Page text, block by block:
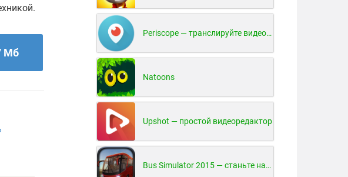
Мб
Periscope — транслируйте видео в реальном времени!
Natoons
Upshot — простой видеоредактор
Bus Simulator 2015 — станьте настоящим водителем автобуса!